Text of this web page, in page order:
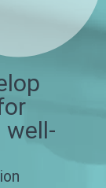
well-